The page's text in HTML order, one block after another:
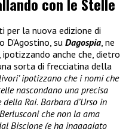
con le Stelle
per la nuova edizione di
D’Agostino, su Dagospia, ne
anche che, dietro
sorta di frecciatina della
ipotizzano che i nomi che
nascondano una precisa
della Rai. Barbara d’Urso in
che non la ama
Biscione (e ha ingaggiato